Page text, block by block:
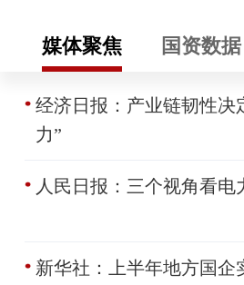
媒体聚焦 国资数据
经济日报：产业链韧性决
力”
人民日报：三个视角看电
新华社：上半年地方国企